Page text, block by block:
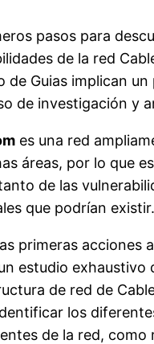
pasos para
de la red
de Guias implican un
de investigación y
es una red
áreas, por lo que
de las
que podrían existir.
primeras acciones
estudio exhaustivo
de red de
los
de la red, como